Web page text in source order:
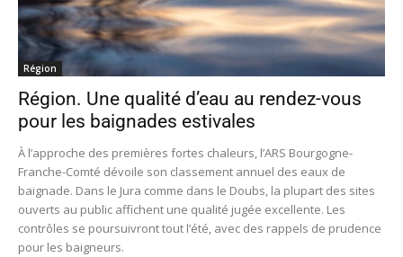
Région
Région. Une qualité d’eau au rendez-vous
pour les baignades estivales
À l’approche des premières fortes chaleurs, l’ARS Bourgogne-
Franche-Comté dévoile son classement annuel des eaux de
baignade. Dans le Jura comme dans le Doubs, la plupart des sites
ouverts au public affichent une qualité jugée excellente. Les
contrôles se poursuivront tout l’été, avec des rappels de prudence
pour les baigneurs.